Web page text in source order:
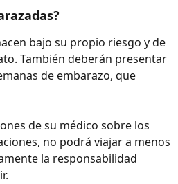
bajo su propio riesgo y de
También deberán presentar
de embarazo, que
de su médico sobre los
no podrá viajar a menos
la responsabilidad